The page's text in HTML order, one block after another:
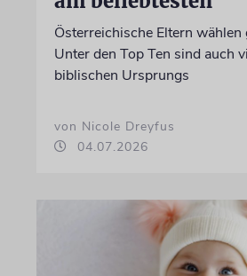
Österreichische Eltern wählen
Unter den Top Ten sind auch
biblischen Ursprungs
von Nicole Dreyfus
04.07.2026